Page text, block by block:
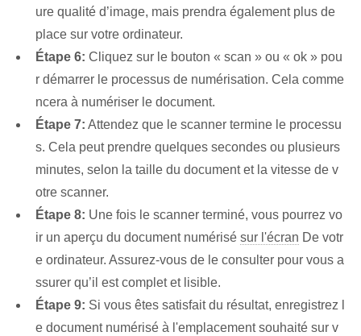
ure qualité d’image, mais‌ prendra également plus de
place sur votre ordinateur.
Étape 6: Cliquez sur le bouton « scan » ou « ok » pou
r démarrer le processus de numérisation. Cela comme
ncera à numériser le document.
Étape 7: ⁢Attendez que le scanner termine le ⁤processu
s. Cela peut prendre quelques secondes ou plusieurs
minutes, selon la taille du document et la vitesse de v
otre scanner.
Étape 8: Une fois le scanner terminé, vous pourrez vo
ir un aperçu du document numérisé sur l'écran De votr
e ordinateur. Assurez-vous de le consulter pour vous a
ssurer qu’il est complet et lisible.
Étape 9: ​Si vous êtes satisfait du résultat, ‌enregistrez⁤ l
e document numérisé⁢ à l'⁤emplacement souhaité sur v